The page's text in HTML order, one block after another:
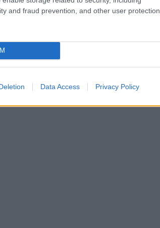
and fraud prevention, and other user protection.
Data Access Privacy Policy
ou transférer leurs avoirs vers
sa plateforme figure bien sur la liste